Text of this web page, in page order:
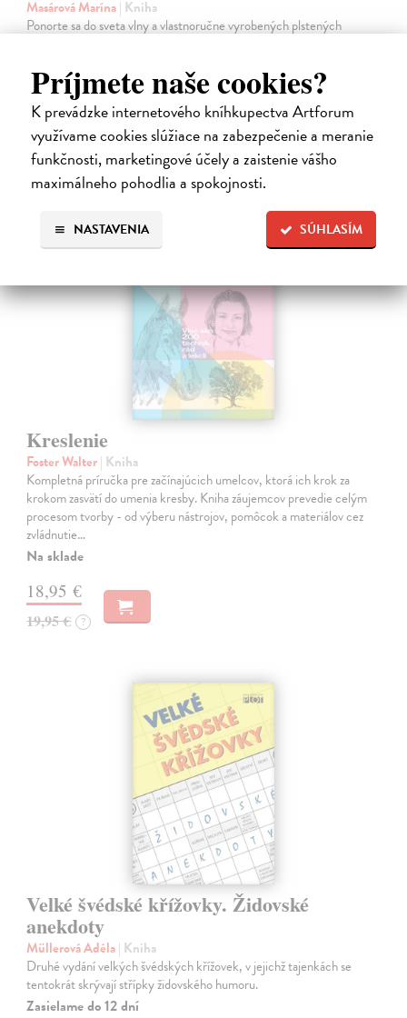
Príjmete naše cookies?
K prevádzke internetového kníhkupectva Artforum
využívame cookies slúžiace na zabezpečenie a meranie
funkčnosti, marketingové účely a zaistenie vášho
maximálneho pohodlia a spokojnosti.
SÚHLASÍM
NASTAVENIA
Masárová Marína| Kniha
Ponorte sa do sveta vlny a vlastnoručne vyrobených plstených
plstenia.
Na sklade
28,90 €
Kreslenie
Foster Walter| Kniha
Kompletná príručka pre začínajúcich umelcov, ktorá ich krok za
krokom zasvätí do umenia kresby. Kniha záujemcov prevedie celým
procesom tvorby - od výberu nástrojov, pomôcok a materiálov cez
zvládnutie…
Na sklade
18,95 €
19,95 € ?
Velké švédské křížovky. Židovské
anekdoty
Müllerová Adéla| Kniha
Druhé vydání velkých švédských křížovek, v jejichž tajenkách se
tentokrát skrývají střípky židovského humoru.
Zasielame do 12 dní